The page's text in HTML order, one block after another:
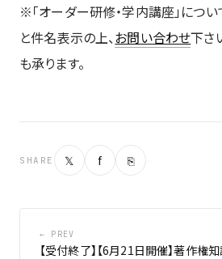
※「オーダー研修・学内講座」につい
と件名表示の上、お問い合わせ下さ
も承ります。
SHARE 𝕏 f ⎘
← PREV
【受付終了】【6月21日開催】著作権